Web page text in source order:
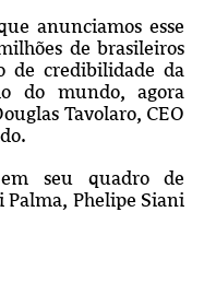
anunciamos esse
de brasileiros
de credibilidade da
do mundo, agora
Tavolaro, CEO
seu quadro de
Phelipe Siani